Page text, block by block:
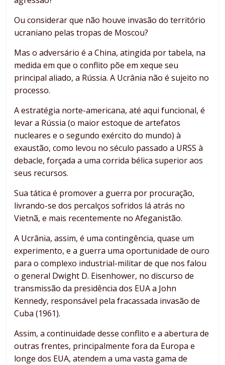
Ou considerar que não houve invasão do território
ucraniano pelas tropas de Moscou?
Mas o adversário é a China, atingida por tabela, na
medida em que o conflito põe em xeque seu
principal aliado, a Rússia. A Ucrânia não é sujeito no
processo.
A estratégia norte-americana, até aqui funcional, é
levar a Rússia (o maior estoque de artefatos
nucleares e o segundo exército do mundo) à
exaustão, como levou no século passado a URSS à
debacle, forçada a uma corrida bélica superior aos
seus recursos.
Sua tática é promover a guerra por procuração,
livrando-se dos percalços sofridos lá atrás no
Vietnã, e mais recentemente no Afeganistão.
A Ucrânia, assim, é uma contingência, quase um
experimento, e a guerra uma oportunidade de ouro
para o complexo industrial-militar de que nos falou
o general Dwight D. Eisenhower, no discurso de
transmissão da presidência dos EUA a John
Kennedy, responsável pela fracassada invasão de
Cuba (1961).
Assim, a continuidade desse conflito e a abertura de
outras frentes, principalmente fora da Europa e
longe dos EUA, atendem a uma vasta gama de